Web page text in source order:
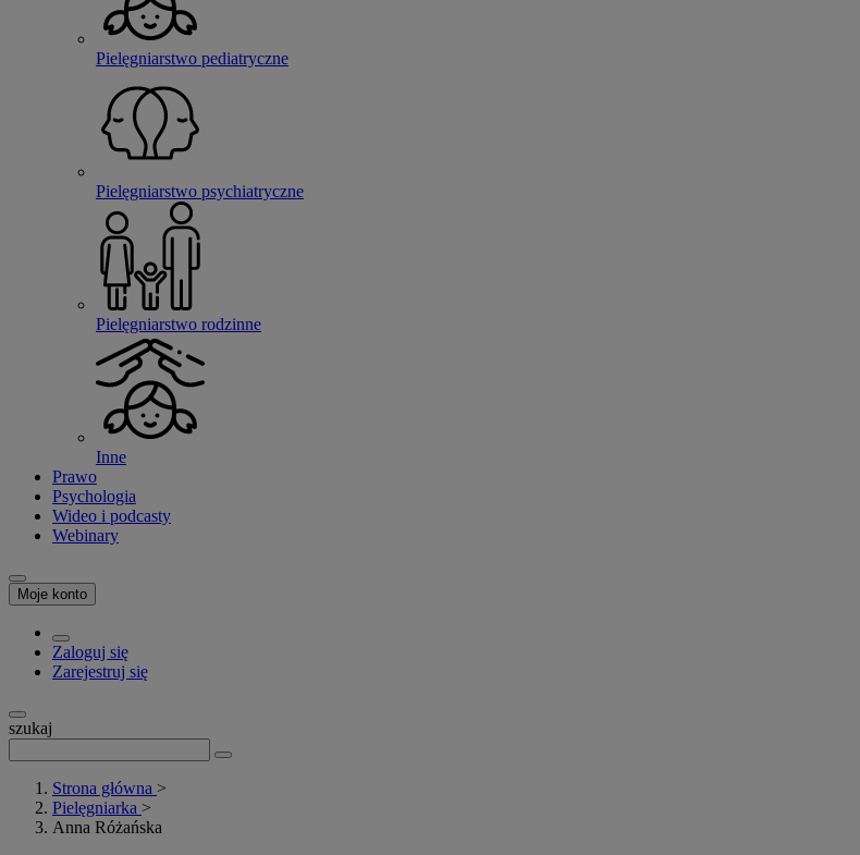
Pielęgniarstwo pediatryczne
Pielęgniarstwo psychiatryczne
Pielęgniarstwo rodzinne
Inne
Prawo
Psychologia
Wideo i podcasty
Webinary
Moje konto
Zaloguj się
Zarejestruj się
szukaj
Strona główna >
Pielęgniarka >
Anna Różańska